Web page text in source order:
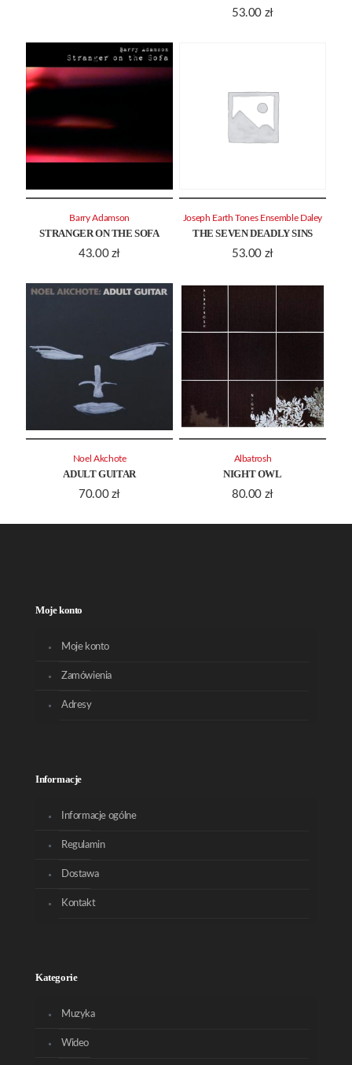
53.00 zł
STRANGER ON THE SOFA
43.00 zł
Barry Adamson
THE SEVEN DEADLY SINS
53.00 zł
Joseph Earth Tones Ensemble Daley
ADULT GUITAR
70.00 zł
Noel Akchote
NIGHT OWL
80.00 zł
Albatrosh
Moje konto
Moje konto
Zamówienia
Adresy
Informacje
Informacje ogólne
Regulamin
Dostawa
Kontakt
Kategorie
Muzyka
Wideo